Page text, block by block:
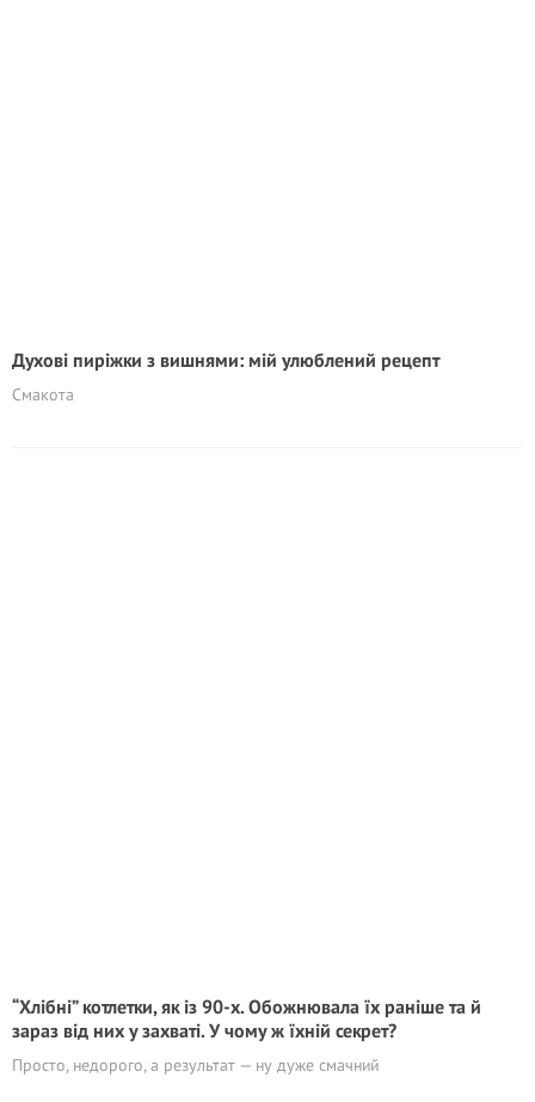
Духові пиріжки з вишнями: мій улюблений рецепт
Смакота
“Хлібні” котлетки, як із 90-х. Обожнювала їх раніше та й
зараз від них у захваті. У чому ж їхній секрет?
Просто, недорого, а результат — ну дуже смачний